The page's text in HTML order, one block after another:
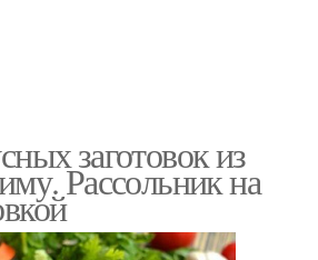
заготовок из
Рассольник на